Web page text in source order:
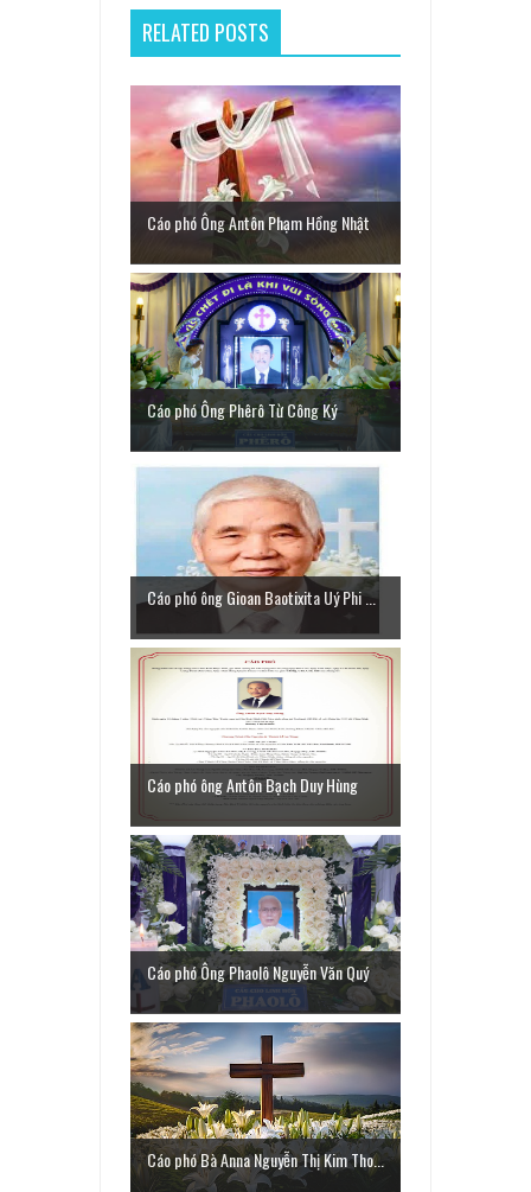
RELATED POSTS
Cáo phó Ông Antôn Phạm Hồng Nhật
Cáo phó Ông Phêrô Từ Công Ký
Cáo phó ông Gioan Baotixita Uý Phi ...
Cáo phó ông Antôn Bạch Duy Hùng
Cáo phó Ông Phaolô Nguyễn Văn Quý
Cáo phó Bà Anna Nguyễn Thị Kim Tho...